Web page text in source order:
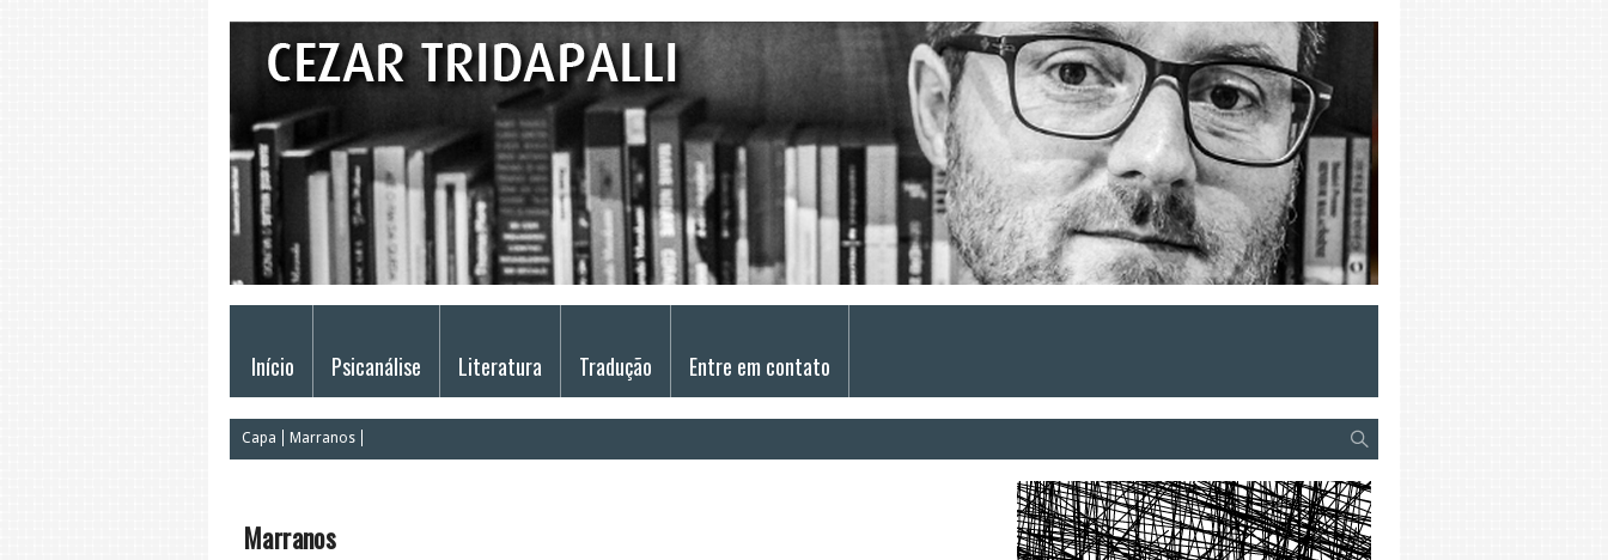
Início Psicanálise Literatura Tradução Entre em contato
Capa Marranos
Marranos